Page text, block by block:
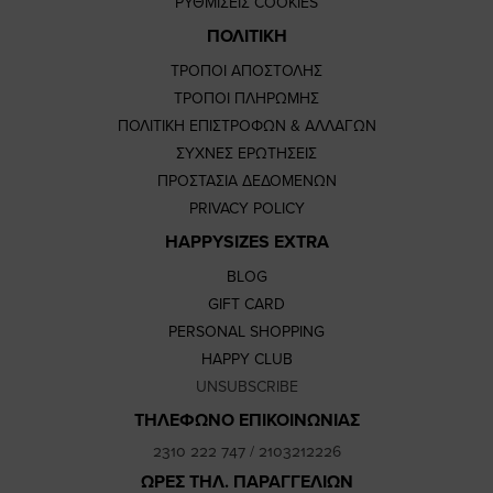
ΠΟΛΙΤΙΚΗ
ΤΡΟΠΟΙ ΑΠΟΣΤΟΛΗΣ
ΤΡΟΠΟΙ ΠΛΗΡΩΜΗΣ
ΠΟΛΙΤΙΚΗ ΕΠΙΣΤΡΟΦΩΝ & ΑΛΛΑΓΩΝ
ΣΥΧΝΕΣ ΕΡΩΤΗΣΕΙΣ
ΠΡΟΣΤΑΣΙΑ ΔΕΔΟΜΕΝΩΝ
PRIVACY POLICY
HAPPYSIZES EXTRA
BLOG
GIFT CARD
PERSONAL SHOPPING
HAPPY CLUB
UNSUBSCRIBE
ΤΗΛΕΦΩΝΟ ΕΠΙΚΟΙΝΩΝΙΑΣ
2310 222 747/ 2103212226
ΩΡΕΣ ΤΗΛ. ΠΑΡΑΓΓΕΛΙΩΝ